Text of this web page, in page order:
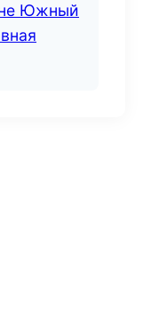
Южный